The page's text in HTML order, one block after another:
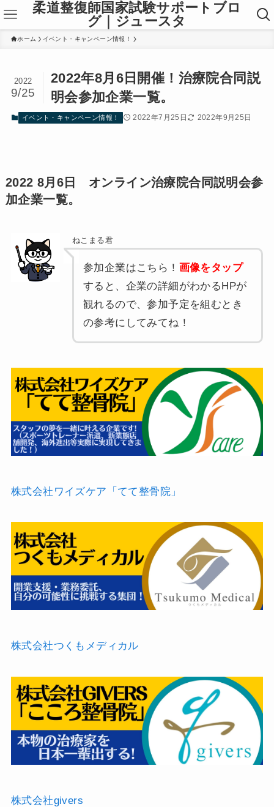
柔道整復師国家試験サポートブロ
グ｜ジュースタ
ホーム イベント・キャンペーン情報！
2022年8月6日開催！治療院合同説
明会参加企業一覧。
2022
9/25
イベント・キャンペーン情報！ 2022年7月25日 2022年9月25日
2022 8月6日 オンライン治療院合同説明会参
加企業一覧。
ねこまる君
参加企業はこちら！ 画像をタップ
すると、企業の詳細がわかるHPが
観れるので、参加予定を組むとき
の参考にしてみてね！
株式会社ワイズケア「てて整骨院」
株式会社つくもメディカル
株式会社givers